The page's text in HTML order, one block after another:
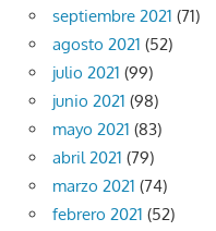
septiembre 2021 (71)
agosto 2021 (52)
julio 2021 (99)
junio 2021 (98)
mayo 2021 (83)
abril 2021 (79)
marzo 2021 (74)
febrero 2021 (52)